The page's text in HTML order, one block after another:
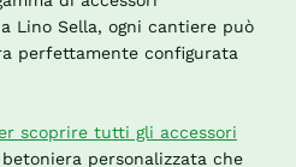
Lino Sella, ogni cantiere può
perfettamente configurata
scoprire tutti gli accessori
personalizzata che